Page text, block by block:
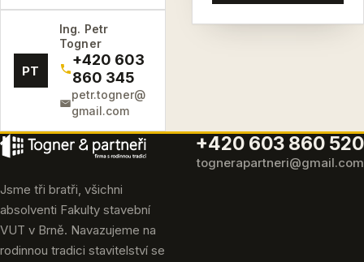
PT
Ing. Petr
Togner
+420 603
860 345
petr.togner@
gmail.com
Jsme tři bratři, všichni
absolventi Fakulty stavební
VUT v Brně. Navazujeme na
rodinnou tradici stavitelství se
+420 603 860 520
tognerapartneri@gmail.com